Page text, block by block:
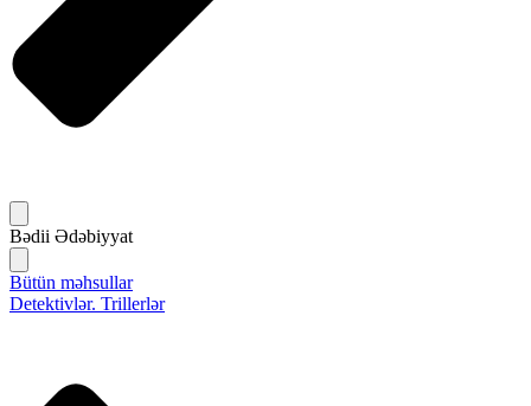
Bədii Ədəbiyyat
Bütün məhsullar
Detektivlər. Trillerlər